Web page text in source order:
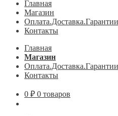
Главная
Магазин
Оплата.Доставка.Гарантии
Контакты
Главная
Магазин
Оплата.Доставка.Гарантии
Контакты
0 ₽ 0 товаров